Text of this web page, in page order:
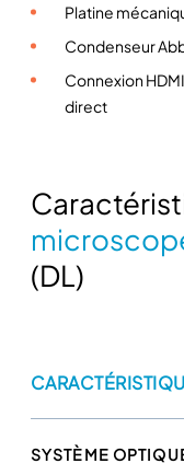
o
s
r
t
i
a
Platine
Condenseur
Connexion
direct
(DL)
SYSTÈME